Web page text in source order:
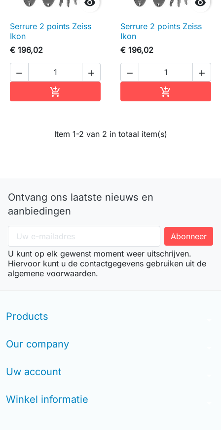

Serrure 2 points Zeiss
Ikon
€ 196,02
 


Serrure 2 points Zeiss
Ikon
€ 196,02
 

Item 1-2 van 2 in totaal item(s)
Ontvang ons laatste nieuws en
aanbiedingen
U kunt op elk gewenst moment weer uitschrijven.
Hiervoor kunt u de contactgegevens gebruiken uit de
algemene voorwaarden.
Products
Our company
Uw account
Winkel informatie